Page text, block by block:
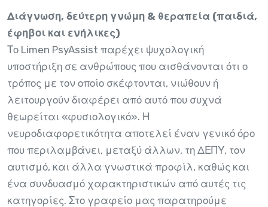
Διάγνωση, δεύτερη γνώμη & θεραπεία (παιδιά,
έφηβοι και ενήλικες)
Το Limen PsyAssist παρέχει ψυχολογική
υποστήριξη σε ανθρώπους που αισθάνονται ότι ο
τρόπος με τον οποίο σκέφτονται, νιώθουν ή
λειτουργούν διαφέρει από αυτό που συχνά
θεωρείται «φυσιολογικό». Η
νευροδιαφορετικότητα αποτελεί έναν γενικό όρο
που περιλαμβάνει, μεταξύ άλλων, τη ΔΕΠΥ, τον
αυτισμό, και άλλα γνωστικά προφίλ, καθώς και
ένα συνδυασμό χαρακτηριστικών από αυτές τις
κατηγορίες. Στο γραφείο μας παρατηρούμε